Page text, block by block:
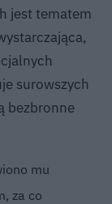
jest tematem
surowszych
bezbronne
mu
za co